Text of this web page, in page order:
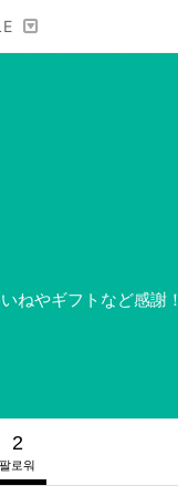
ねやギフトなど感謝！
2
팔로워